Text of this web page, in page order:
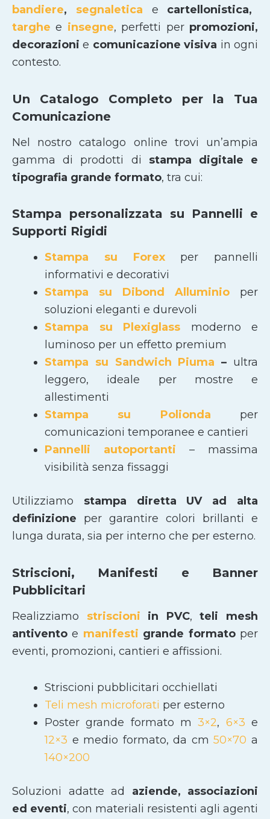
bandiere, segnaletica e cartellonistica,
targhee insegne, perfetti per promozioni,
decorazionie comunicazione visiva in ogni
contesto.
Un Catalogo Completo per la Tua
Comunicazione
Nel nostro catalogo online trovi un’ampia
gamma di prodotti di stampa digitale e
tipografia grande formato, tra cui:
Stampa personalizzata su Pannelli e
Supporti Rigidi
Stampa su Forexper pannelli
informativi e decorativi
Stampa su Dibond Alluminio per
soluzioni eleganti e durevoli
Stampa su Plexiglass moderno e
luminoso per un effetto premium
Stampa su Sandwich Piuma – ultra
leggero, ideale per mostre e
allestimenti
Stampa su Polionda per
comunicazioni temporanee e cantieri
Pannelli autoportanti – massima
visibilità senza fissaggi
Utilizziamo stampa diretta UV ad alta
definizione per garantire colori brillanti e
lunga durata, sia per interno che per esterno.
Striscioni, Manifesti e Banner
Pubblicitari
Realizziamo striscioni in PVC,teli mesh
antivento e manifesti grande formatoper
eventi, promozioni, cantieri e affissioni.
Striscioni pubblicitari occhiellati
Teli mesh microforati per esterno
Poster grande formato m3×2, 6×3 e
12×3 e medio formato, da cm50×70 a
140×200
Soluzioni adatte ad aziende, associazioni
ed eventi, con materiali resistenti agli agenti